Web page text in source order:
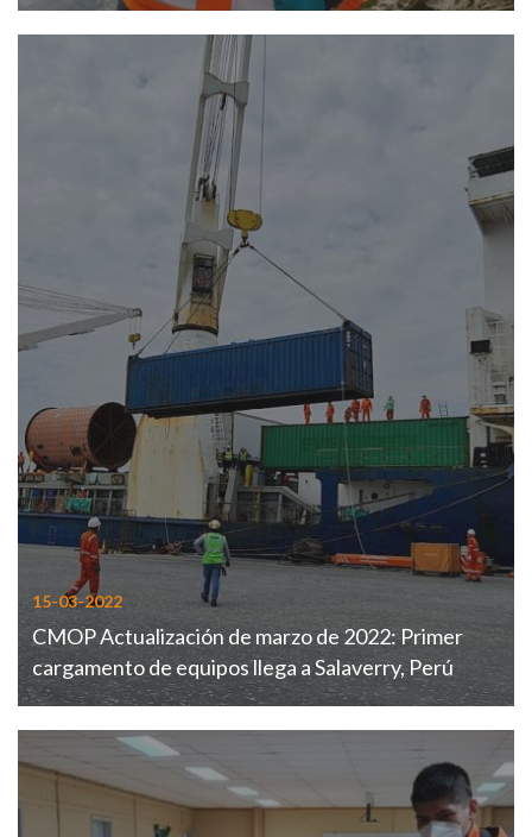
15-03-2022
CMOP Actualización de marzo de 2022: Primer
cargamento de equipos llega a Salaverry, Perú